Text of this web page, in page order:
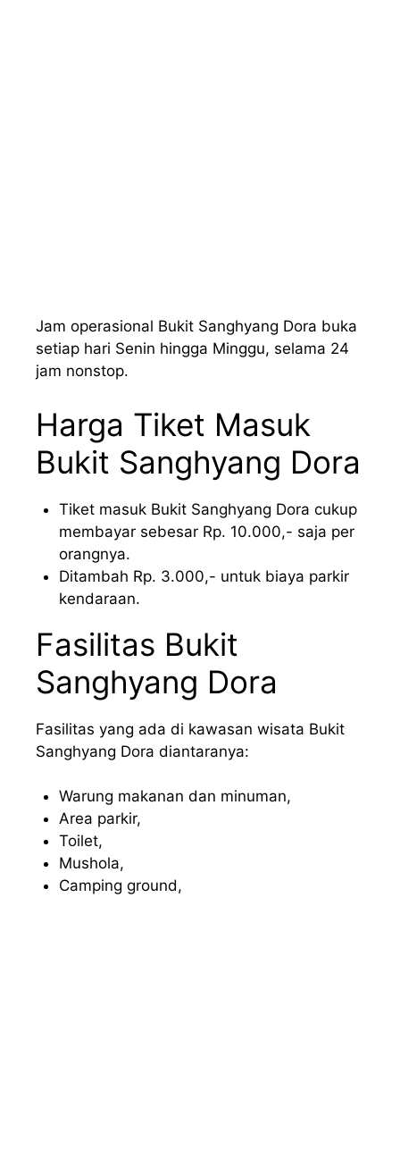
Jam operasional Bukit Sanghyang Dora buka
setiap hari Senin hingga Minggu, selama 24
jam nonstop.
Harga Tiket Masuk
Bukit Sanghyang Dora
Tiket masuk Bukit Sanghyang Dora cukup
membayar sebesar Rp. 10.000,- saja per
orangnya.
Ditambah Rp. 3.000,- untuk biaya parkir
kendaraan.
Fasilitas Bukit
Sanghyang Dora
Fasilitas yang ada di kawasan wisata Bukit
Sanghyang Dora diantaranya:
Warung makanan dan minuman,
Area parkir,
Toilet,
Mushola,
Camping ground,